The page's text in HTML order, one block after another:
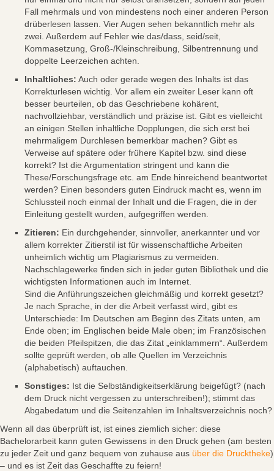
Fall mehrmals und von mindestens noch einer anderen Person
drüberlesen lassen. Vier Augen sehen bekanntlich mehr als
zwei. Außerdem auf Fehler wie das/dass, seid/seit,
Kommasetzung, Groß-/Kleinschreibung, Silbentrennung und
doppelte Leerzeichen achten.
Inhaltliches: Auch oder gerade wegen des Inhalts ist das
Korrekturlesen wichtig. Vor allem ein zweiter Leser kann oft
besser beurteilen, ob das Geschriebene kohärent,
nachvollziehbar, verständlich und präzise ist. Gibt es vielleicht
an einigen Stellen inhaltliche Dopplungen, die sich erst bei
mehrmaligem Durchlesen bemerkbar machen? Gibt es
Verweise auf spätere oder frühere Kapitel bzw. sind diese
korrekt? Ist die Argumentation stringent und kann die
These/Forschungsfrage etc. am Ende hinreichend beantwortet
werden? Einen besonders guten Eindruck macht es, wenn im
Schlussteil noch einmal der Inhalt und die Fragen, die in der
Einleitung gestellt wurden, aufgegriffen werden.
Zitieren: Ein durchgehender, sinnvoller, anerkannter und vor
allem korrekter Zitierstil ist für wissenschaftliche Arbeiten
unheimlich wichtig um Plagiarismus zu vermeiden.
Nachschlagewerke finden sich in jeder guten Bibliothek und die
wichtigsten Informationen auch im Internet.
Sind die Anführungszeichen gleichmäßig und korrekt gesetzt?
Je nach Sprache, in der die Arbeit verfasst wird, gibt es
Unterschiede: Im Deutschen am Beginn des Zitats unten, am
Ende oben; im Englischen beide Male oben; im Französischen
die beiden Pfeilspitzen, die das Zitat „einklammern“. Außerdem
sollte geprüft werden, ob alle Quellen im Verzeichnis
(alphabetisch) auftauchen.
Sonstiges: Ist die Selbständigkeitserklärung beigefügt? (nach
dem Druck nicht vergessen zu unterschreiben!); stimmt das
Abgabedatum und die Seitenzahlen im Inhaltsverzeichnis noch?
Wenn all das überprüft ist, ist eines ziemlich sicher: diese
Bachelorarbeit kann guten Gewissens in den Druck gehen (am besten
zu jeder Zeit und ganz bequem von zuhause aus über die Drucktheke)
– und es ist Zeit das Geschaffte zu feiern!